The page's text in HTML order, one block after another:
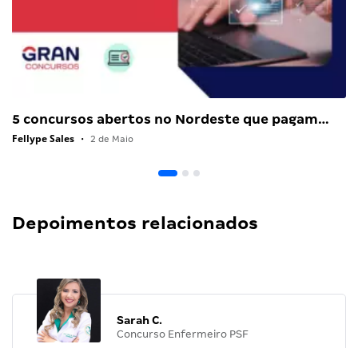
5 concursos abertos no Nordeste que pagam…
Fellype Sales • 2 de Maio
Depoimentos relacionados
Sarah C.
Concurso Enfermeiro PSF